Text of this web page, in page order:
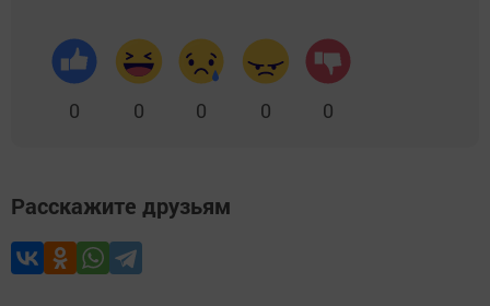
0 0 0 0 0
Расскажите друзьям